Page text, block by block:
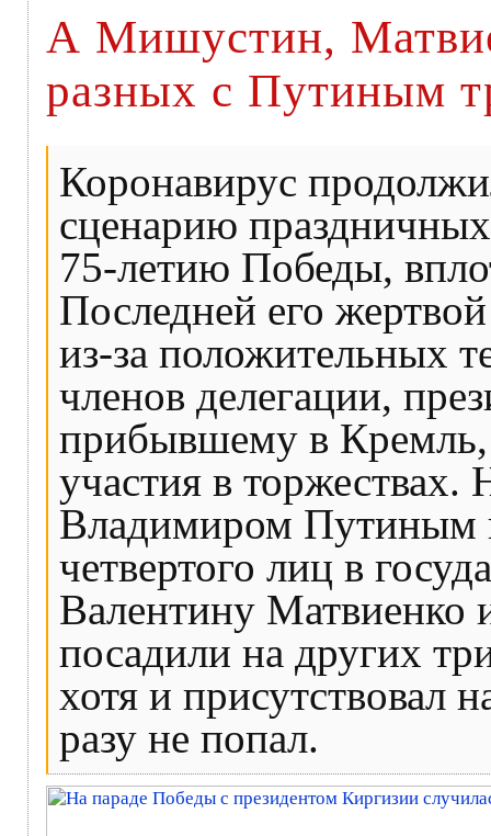
А Мишустин,
разных с Путиным
Коронавирус
сценарию
75-летию Победы,
Последней его
из-за положительных
членов делегации,
прибывшему в Кремль,
участия в торжествах.
Владимиром Путиным
четвертого лиц в
Валентину Матвиенко
посадили на других
хотя и присутствовал
разу не попал.